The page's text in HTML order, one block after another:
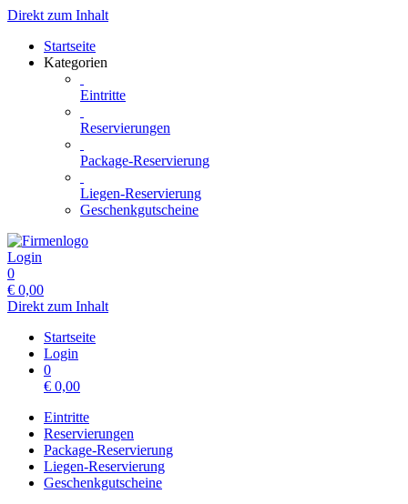
Direkt zum Inhalt
Startseite
Kategorien
Eintritte
Reservierungen
Package-Reservierung
Liegen-Reservierung
Geschenkgutscheine
Login
0
€ 0,00
Direkt zum Inhalt
Startseite
Login
0
€ 0,00
Eintritte
Reservierungen
Package-Reservierung
Liegen-Reservierung
Geschenkgutscheine